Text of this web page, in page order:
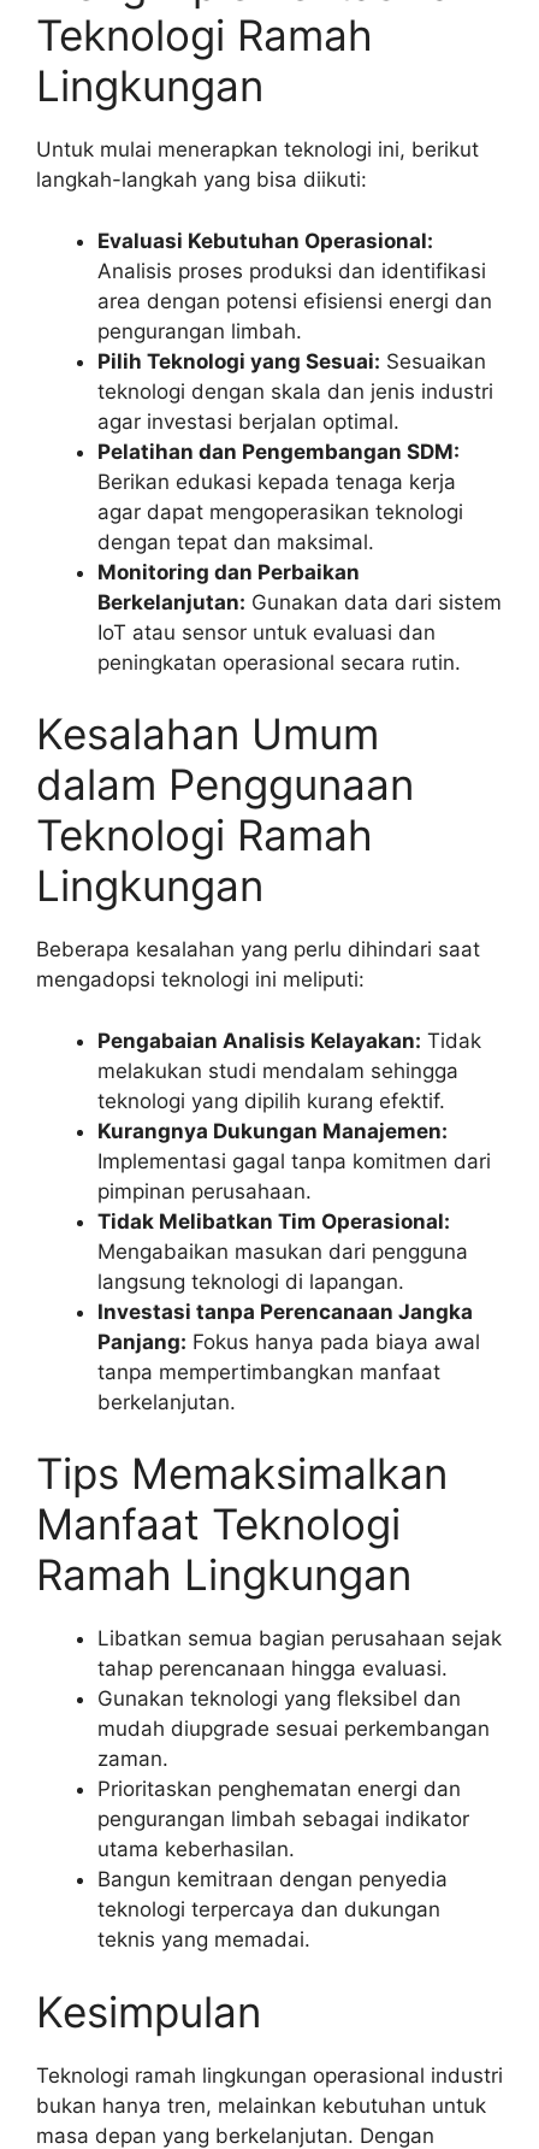
Teknologi Ramah
Lingkungan
Untuk mulai menerapkan teknologi ini, berikut
langkah-langkah yang bisa diikuti:
Evaluasi Kebutuhan Operasional:
Analisis proses produksi dan identifikasi
area dengan potensi efisiensi energi dan
pengurangan limbah.
Pilih Teknologi yang Sesuai: Sesuaikan
teknologi dengan skala dan jenis industri
agar investasi berjalan optimal.
Pelatihan dan Pengembangan SDM:
Berikan edukasi kepada tenaga kerja
agar dapat mengoperasikan teknologi
dengan tepat dan maksimal.
Monitoring dan Perbaikan
Berkelanjutan: Gunakan data dari sistem
IoT atau sensor untuk evaluasi dan
peningkatan operasional secara rutin.
Kesalahan Umum
dalam Penggunaan
Teknologi Ramah
Lingkungan
Beberapa kesalahan yang perlu dihindari saat
mengadopsi teknologi ini meliputi:
Pengabaian Analisis Kelayakan: Tidak
melakukan studi mendalam sehingga
teknologi yang dipilih kurang efektif.
Kurangnya Dukungan Manajemen:
Implementasi gagal tanpa komitmen dari
pimpinan perusahaan.
Tidak Melibatkan Tim Operasional:
Mengabaikan masukan dari pengguna
langsung teknologi di lapangan.
Investasi tanpa Perencanaan Jangka
Panjang: Fokus hanya pada biaya awal
tanpa mempertimbangkan manfaat
berkelanjutan.
Tips Memaksimalkan
Manfaat Teknologi
Ramah Lingkungan
Libatkan semua bagian perusahaan sejak
tahap perencanaan hingga evaluasi.
Gunakan teknologi yang fleksibel dan
mudah diupgrade sesuai perkembangan
zaman.
Prioritaskan penghematan energi dan
pengurangan limbah sebagai indikator
utama keberhasilan.
Bangun kemitraan dengan penyedia
teknologi terpercaya dan dukungan
teknis yang memadai.
Kesimpulan
Teknologi ramah lingkungan operasional industri
bukan hanya tren, melainkan kebutuhan untuk
masa depan yang berkelanjutan. Dengan